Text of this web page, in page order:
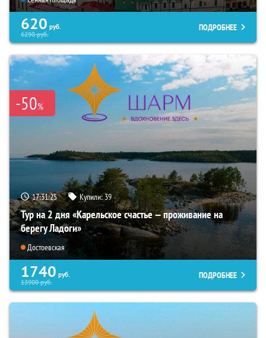
620 руб.
6290руб.
ПОДРОБНЕЕ
-50%
17:31:23 Купили:39
Тур на 2 дня «Карельское счастье — проживание на
берегу Ладоги»
Достоевская
1740 руб.
13900руб.
ПОДРОБНЕЕ